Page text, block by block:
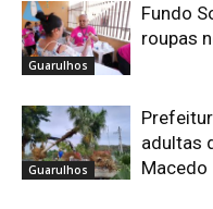
Guarulhos
Fundo
roupas
Guarulhos
adultas
Macedo